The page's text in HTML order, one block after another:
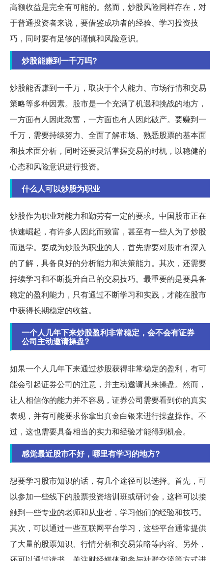
高额收益是完全有可能的。然而，炒股风险同样存在，对
于普通投资者来说，要借鉴成功者的经验、学习投资技
巧，同时要有足够的谨慎和风险意识。
炒股能赚到一千万吗?
炒股能否赚到一千万，取决于个人能力、市场行情和交易
策略等多种因素。股市是一个充满了机遇和挑战的地方，
一方面有人因此致富，一方面也有人因此破产。要赚到一
千万，需要持续努力、全面了解市场、熟悉股票的基本面
和技术面分析，同时还要灵活掌握交易的时机，以稳健的
心态和风险意识进行投资。
什么人可以炒股为职业
炒股作为职业对能力和勤劳有一定的要求。中国股市正在
快速崛起，有许多人因此而致富，甚至有一些人为了炒股
而退学。要成为炒股为职业的人，首先需要对股市有深入
的了解，具备良好的分析能力和决策能力。其次，还需要
持续学习和不断提升自己的交易技巧。最重要的是要具备
稳定的盈利能力，只有通过不断学习和实践，才能在股市
中获得长期稳定的收益。
一个人几年下来炒股盈利非常稳定，会不会有证券
公司主动邀请操盘?
如果一个人几年下来通过炒股获得非常稳定的盈利，有可
能会引起证券公司的注意，并主动邀请其来操盘。然而，
让人相信你的能力并不容易，证券公司需要看到你的真实
表现，并有可能要求你拿出真金白银来进行操盘操作。不
过，这也需要具备相当的实力和经验才能得到机会。
感觉最近股市不好，哪里有学习的地方?
想要学习股市知识的话，有几个途径可以选择。首先，可
以参加一些线下的股票投资培训班或研讨会，这样可以接
触到一些专业的老师和从业者，学习他们的经验和技巧。
其次，可以通过一些互联网平台学习，这些平台通常提供
了大量的股票知识、行情分析和交易策略等内容。另外，